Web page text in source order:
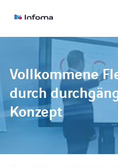
Vollkommene
durch
Konzept